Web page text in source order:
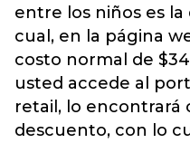
entre los niños es la
cual, en la página
costo normal de
usted accede al
retail, lo encontrará
descuento, con lo